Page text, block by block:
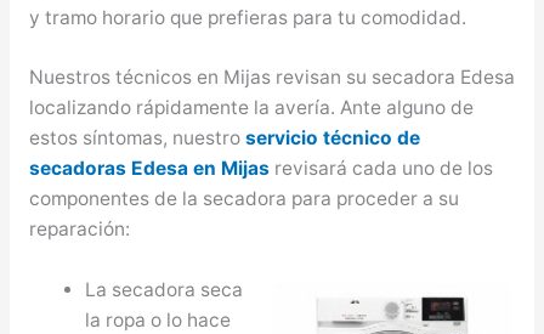
y tramo horario que prefieras para tu comodidad.
Nuestros técnicos en Mijas revisan su secadora Edesa
localizando rápidamente la avería. Ante alguno de
estos síntomas, nuestro servicio técnico de
secadoras Edesa en Mijasrevisará cada uno de los
componentes de la secadora para proceder a su
reparación:
La secadora seca
la ropa o lo hace